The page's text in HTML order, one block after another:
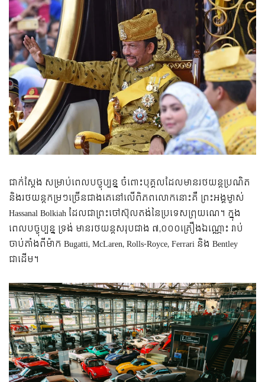
ជាក់ស្តែង សម្រាប់ពេលបច្ចុប្បន្ន ចំពោះបុគ្គលដែលមានរថយន្តប្រណិត
និងរថយន្តកម្រៗច្រើនជាងគេនៅលើពិភពលោកនោះគឺ ព្រះអង្គម្ចាស់
Hassanal Bolkiah ដែលជាព្រះចៅស៊ុលតង់នៃប្រទេសព្រុយណេ។ ក្នុង
ពេលបច្ចុប្បន្ន ទ្រង់ មានរថយន្តសរុបជាង ៧,០០០គ្រឿងឯណ្ណោះ រាប់
ចាប់តាំងពីម៉ាក Bugatti, McLaren, Rolls-Royce, Ferrari និង Bentley
ជាដើម។